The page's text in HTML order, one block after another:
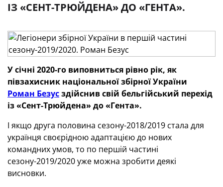
ІЗ «СЕНТ-ТРЮЙДЕНА» ДО «ГЕНТА».
У січні 2020-го виповниться рівно рік, як
півзахисник національної збірної України
Роман Безусздійснив свій бельгійський перехід
із «Сент-Трюйдена» до «Гента».
І якщо друга половина сезону-2018/2019 стала для
українця своєрідною адаптацією до нових
командних умов, то по першій частині
сезону-2019/2020 уже можна зробити деякі
висновки.